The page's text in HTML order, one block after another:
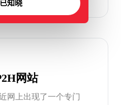
网站
网上出现了一个专门
知晓